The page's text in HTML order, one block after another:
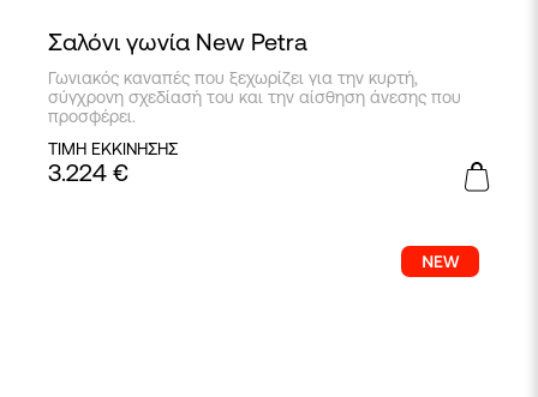
Σαλόνι γωνία New Petra
Γωνιακός καναπές που ξεχωρίζει για την κυρτή,
σύγχρονη σχεδίασή του και την αίσθηση άνεσης που
προσφέρει.
ΤΙΜΗ ΕΚΚΙΝΗΣΗΣ
3.224 €